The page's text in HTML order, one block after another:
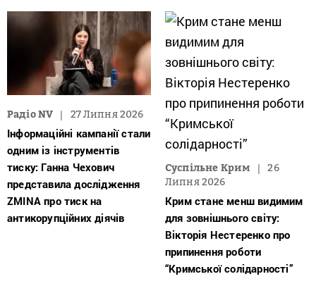
Радіо NV 27 Липня 2026
Інформаційні кампанії стали
одним із інструментів
тиску: Ганна Чехович
представила дослідження
ZMINA про тиск на
антикорупційних діячів
Суспільне Крим
26
Липня 2026
Крим стане менш видимим
для зовнішнього світу:
Вікторія Нестеренко про
припинення роботи
“Кримської солідарності”